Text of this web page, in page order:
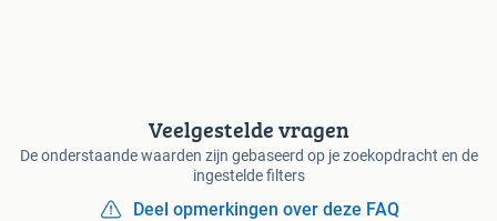
Veelgestelde vragen
De onderstaande waarden zijn gebaseerd op je zoekopdracht en de
ingestelde filters
Deel opmerkingen over deze FAQ